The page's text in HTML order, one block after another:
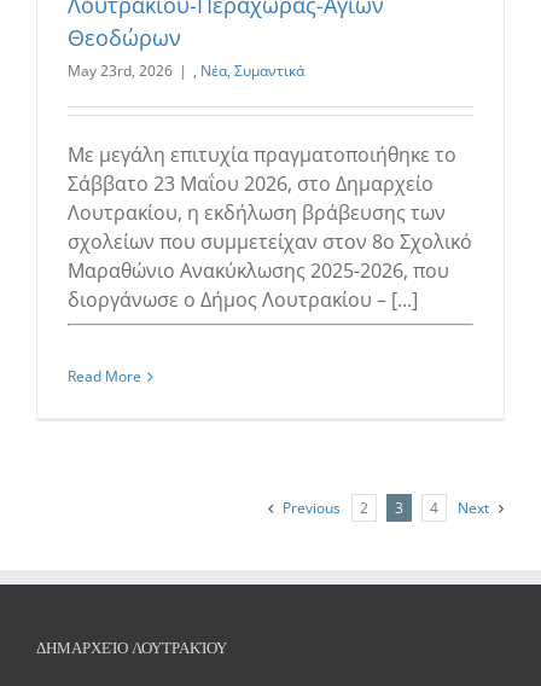
Θεοδώρων
May 23rd, 2026 | , Νέα, Συμαντικά
Με μεγάλη επιτυχία πραγματοποιήθηκε το
Σάββατο 23 Μαΐου 2026, στο Δημαρχείο
Λουτρακίου, η εκδήλωση βράβευσης των
σχολείων που συμμετείχαν στον 8ο Σχολικό
Μαραθώνιο Ανακύκλωσης 2025-2026, που
διοργάνωσε ο Δήμος Λουτρακίου – [...]
Read More
Previous 2 3 4 Next
ΔΗΜΑΡΧΕΊΟ ΛΟΥΤΡΑΚΊΟΥ